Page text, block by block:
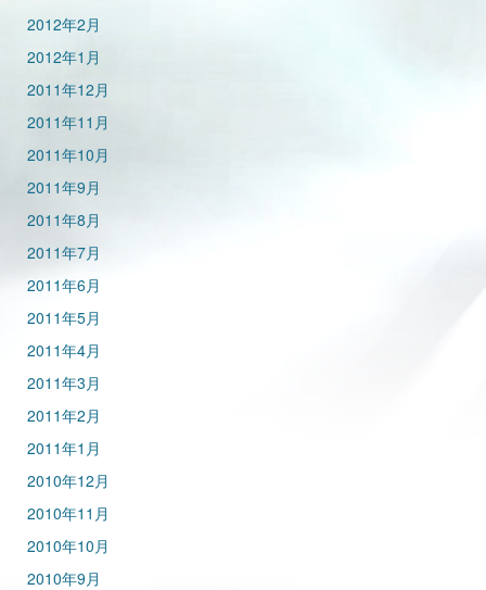
2012年2月
2012年1月
2011年12月
2011年11月
2011年10月
2011年9月
2011年8月
2011年7月
2011年6月
2011年5月
2011年4月
2011年3月
2011年2月
2011年1月
2010年12月
2010年11月
2010年10月
2010年9月